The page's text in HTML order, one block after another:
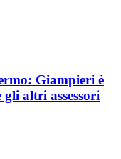
Giampieri è
gli altri assessori